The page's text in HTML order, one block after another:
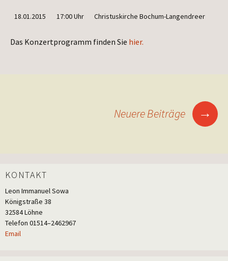
18.01.2015 17:00 Uhr Chris­tus­kir­che Bochum-Langendreer
Das Kon­zert­pro­gramm fin­den Sie hier.
Beitragsnavigation
Neuere Beiträge →
KONTAKT
Leon Imma­nu­el Sowa
König­stra­ße 38
32584 Löhne
Tele­fon 01514–2462967
Email